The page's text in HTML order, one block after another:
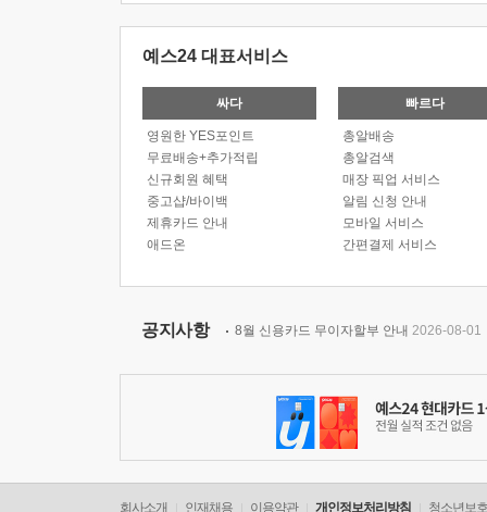
예스24 대표서비스
싸다
영원한 YES포인트
무료배송+추가적립
신규회원 혜택
중고샵/바이백
제휴카드 안내
애드온
빠르다
총알배송
총알검색
매장 픽업 서비스
알림 신청 안내
모바일 서비스
간편결제 서비스
공지사항 8월 신용카드 무이자할부 안내 2026-08-01
회사소개 인재채용 이용약관 개인정보처리방침 청소년보